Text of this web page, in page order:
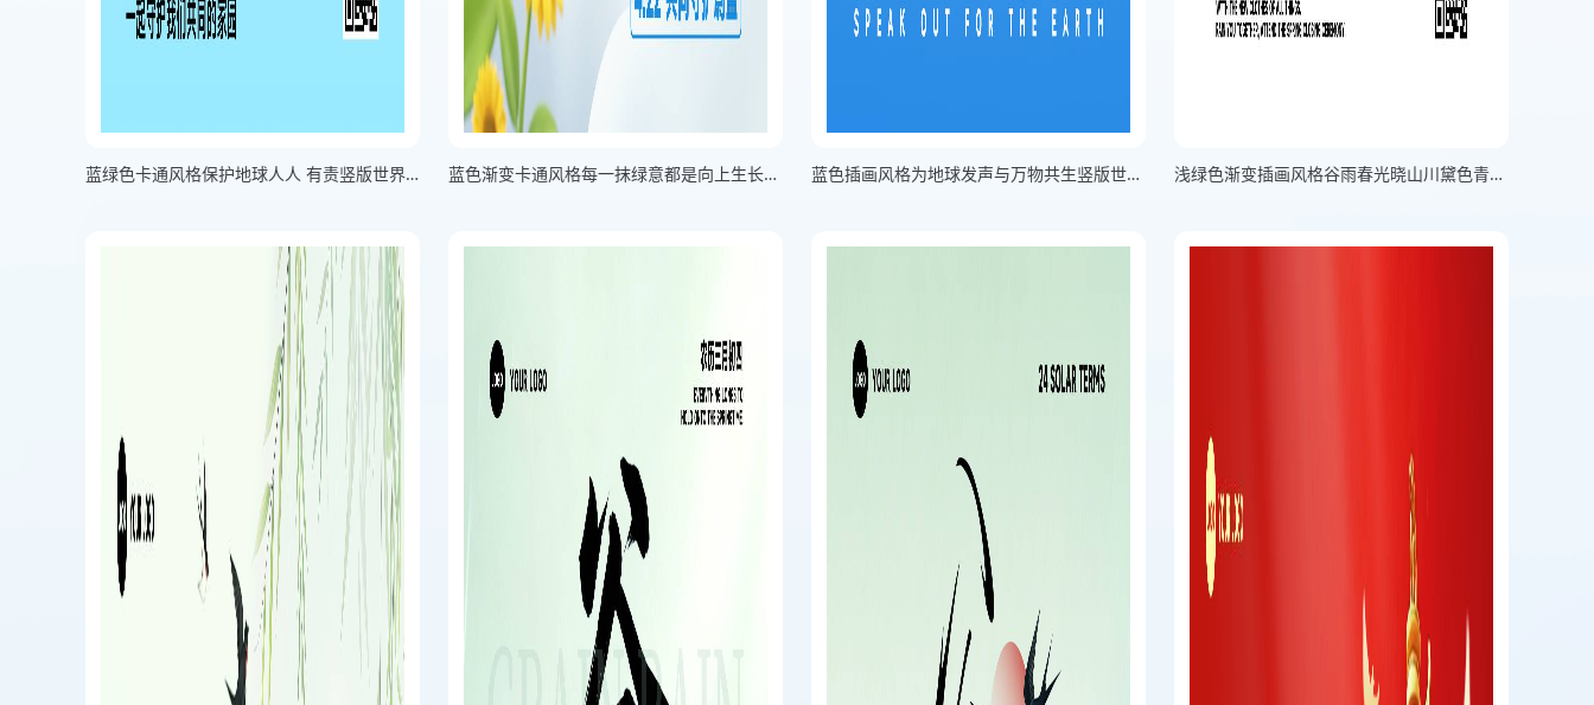
蓝绿色卡通风格保护地球人人 有责竖版世界地球日海报 蓝色渐变卡通风格每一抹绿意都是向上生长的未来竖版世界地球日海报 蓝色插画风格为地球发声与万物共生竖版世界地球日海报 浅绿色渐变插画风格谷雨春光晓山川黛色青竖版谷雨节气海报